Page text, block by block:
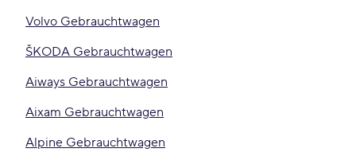
Volvo Gebrauchtwagen
ŠKODA Gebrauchtwagen
Aiways Gebrauchtwagen
Aixam Gebrauchtwagen
Alpine Gebrauchtwagen